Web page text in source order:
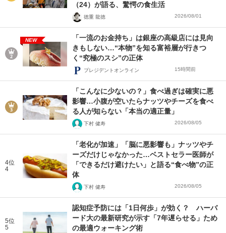
（24）が語る、驚愕の食生活
徳重 龍徳 2026/08/01
NEW
「一流のお金持ち」は銀座の高級店には見向
きもしない…“本物”を知る富裕層が行きつ
く“究極のスシ”の正体
プレジデントオンライン 15時間前
「こんなに少ないの？」食べ過ぎは確実に悪
影響…小腹が空いたらナッツやチーズを食べ
る人が知らない「本当の適正量」
下村 健寿 2026/08/05
4位
4
「老化が加速」「脳に悪影響も」ナッツやチ
ーズだけじゃなかった…ベストセラー医師が
「できるだけ避けたい」と語る“食べ物”の正
体
下村 健寿 2026/08/05
5位
5
認知症予防には「1日何歩」が効く？ ハーバ
ード大の最新研究が示す「7年遅らせる」ため
の最適ウォーキング術